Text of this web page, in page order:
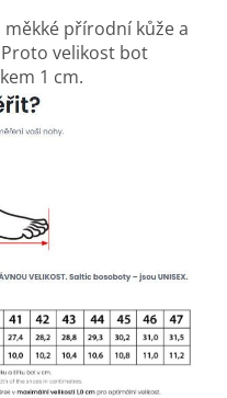
přírodní kůže a
velikost bot
1 cm.